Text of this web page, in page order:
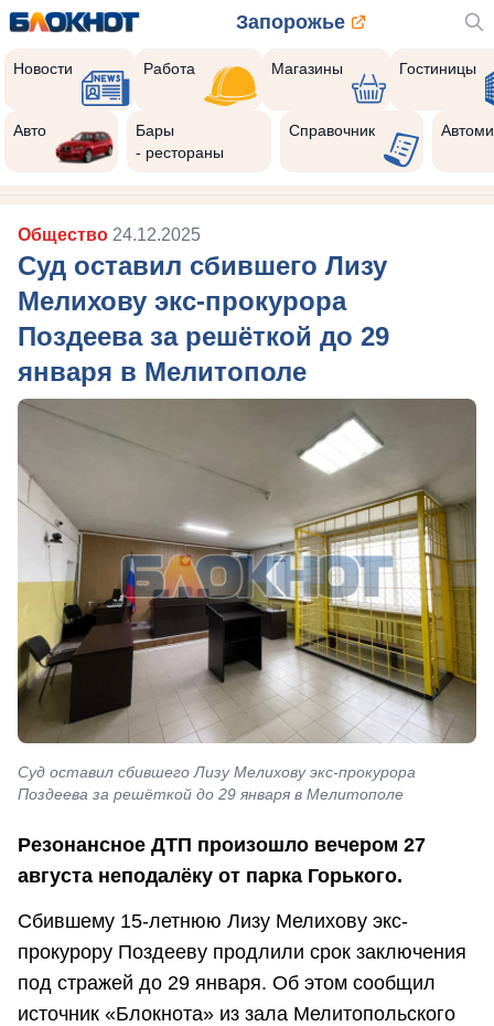
Запорожье
Новости Работа Магазины Гостиницы
Авто
Бары
- рестораны
Справочник
Общество 24.12.2025
Суд оставил сбившего Лизу
Мелихову экс-прокурора
Поздеева за решёткой до 29
января в Мелитополе
Суд оставил сбившего Лизу Мелихову экс-прокурора
Поздеева за решёткой до 29 января в Мелитополе
Резонансное ДТП произошло вечером 27
августа неподалёку от парка Горького.
Сбившему 15-летнюю Лизу Мелихову экс-
прокурору Поздееву продлили срок заключения
под стражей до 29 января. Об этом сообщил
источник «Блокнота» из зала Мелитопольского